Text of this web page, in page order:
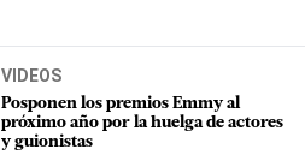
VIDEOS
Posponen los premios Emmy al
próximo año por la huelga de actores
y guionistas